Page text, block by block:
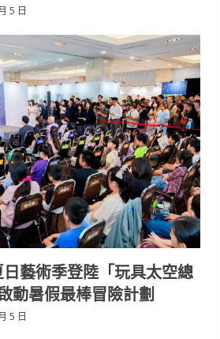
5 日
藝術季登陸「玩具太空總
動暑假最棒冒險計劃
5 日